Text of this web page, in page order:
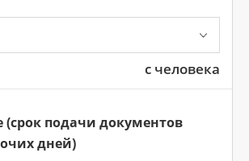
с человека
подачи документов
дней)